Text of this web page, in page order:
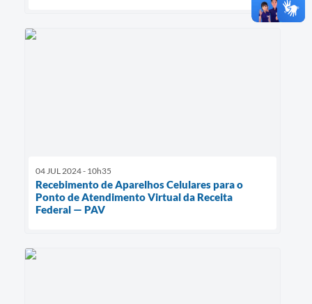
04 JUL 2024 - 10h35
Recebimento de Aparelhos Celulares para o
Ponto de Atendimento Virtual da Receita
Federal — PAV